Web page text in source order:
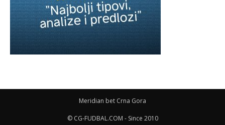
Meridian bet Crna Gora
© CG-FUDBAL.COM - Since 2010